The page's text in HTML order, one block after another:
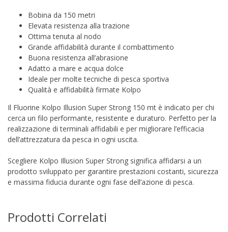
Bobina da 150 metri
Elevata resistenza alla trazione
Ottima tenuta al nodo
Grande affidabilità durante il combattimento
Buona resistenza all’abrasione
Adatto a mare e acqua dolce
Ideale per molte tecniche di pesca sportiva
Qualità e affidabilità firmate Kolpo
Il Fluorine Kolpo Illusion Super Strong 150 mt è indicato per chi
cerca un filo performante, resistente e duraturo. Perfetto per la
realizzazione di terminali affidabili e per migliorare l’efficacia
dell’attrezzatura da pesca in ogni uscita.
Scegliere Kolpo Illusion Super Strong significa affidarsi a un
prodotto sviluppato per garantire prestazioni costanti, sicurezza
e massima fiducia durante ogni fase dell’azione di pesca.
Prodotti Correlati